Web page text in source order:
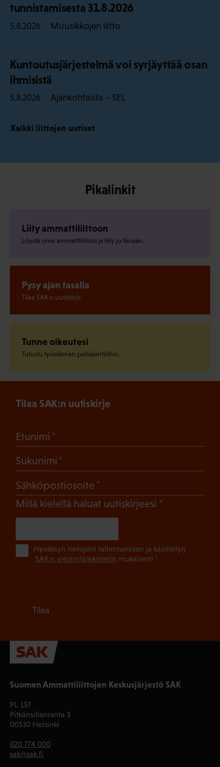
tunnistamisesta 31.8.2026
5.8.2026 Muusikkojen liitto
Kuntoutusjärjestelmä voi syrjäyttää osan
ihmisistä
5.8.2026 Ajankohtaista – SEL
Kaikki liittojen uutiset
Pikalinkit
Liity ammattiliittoon
Löydä oma ammattiliittosi ja liity jo tänään.
Pysy ajan tasalla
Tilaa SAK:n uutiskirje.
Tunne oikeutesi
Tutustu työelämän pelisääntöihin.
Suomen Ammattiliittojen Keskusjärjestö SAK
PL 157
Pitkänsillanranta 3
00530 Helsinki
020 774 000
sak@sak.fi
Tilaa SAK:n uutiskirje
Etunimi
Sukunimi
Sähköpostiosoite
Millä kielellä haluat uutiskirjeesi (Pakollinen)
Hyväksyn tietojeni tallentamisen ja käsittelyn
SAK:n viestintärekisterin mukaisesti *
Tilaa